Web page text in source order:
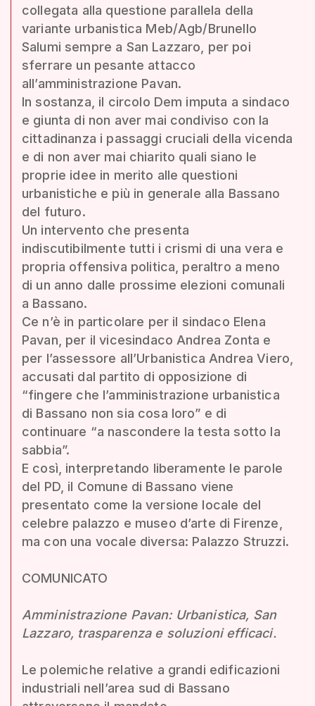
collegata alla questione parallela della
variante urbanistica Meb/Agb/Brunello
Salumi sempre a San Lazzaro, per poi
sferrare un pesante attacco
all’amministrazione Pavan.
In sostanza, il circolo Dem imputa a sindaco
e giunta di non aver mai condiviso con la
cittadinanza i passaggi cruciali della vicenda
e di non aver mai chiarito quali siano le
proprie idee in merito alle questioni
urbanistiche e più in generale alla Bassano
del futuro.
Un intervento che presenta
indiscutibilmente tutti i crismi di una vera e
propria offensiva politica, peraltro a meno
di un anno dalle prossime elezioni comunali
a Bassano.
Ce n’è in particolare per il sindaco Elena
Pavan, per il vicesindaco Andrea Zonta e
per l’assessore all’Urbanistica Andrea Viero,
accusati dal partito di opposizione di
“fingere che l’amministrazione urbanistica
di Bassano non sia cosa loro” e di
continuare “a nascondere la testa sotto la
sabbia”.
E così, interpretando liberamente le parole
del PD, il Comune di Bassano viene
presentato come la versione locale del
celebre palazzo e museo d’arte di Firenze,
ma con una vocale diversa: Palazzo Struzzi.
COMUNICATO
Amministrazione Pavan: Urbanistica, San
Lazzaro, trasparenza e soluzioni efficaci.
Le polemiche relative a grandi edificazioni
industriali nell’area sud di Bassano